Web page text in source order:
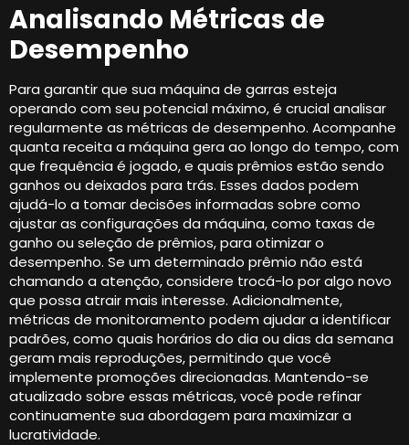
Analisando Métricas de
Desempenho
Para garantir que sua máquina de garras esteja
operando com seu potencial máximo, é crucial analisar
regularmente as métricas de desempenho. Acompanhe
quanta receita a máquina gera ao longo do tempo, com
que frequência é jogado, e quais prêmios estão sendo
ganhos ou deixados para trás. Esses dados podem
ajudá-lo a tomar decisões informadas sobre como
ajustar as configurações da máquina, como taxas de
ganho ou seleção de prêmios, para otimizar o
desempenho. Se um determinado prêmio não está
chamando a atenção, considere trocá-lo por algo novo
que possa atrair mais interesse. Adicionalmente,
métricas de monitoramento podem ajudar a identificar
padrões, como quais horários do dia ou dias da semana
geram mais reproduções, permitindo que você
implemente promoções direcionadas. Mantendo-se
atualizado sobre essas métricas, você pode refinar
continuamente sua abordagem para maximizar a
lucratividade.